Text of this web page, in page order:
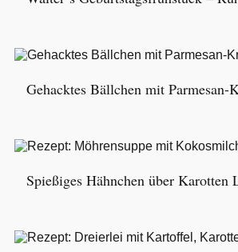
Gehacktes Bällchen mit Parmesan-
Spießiges Hähnchen über Karotten